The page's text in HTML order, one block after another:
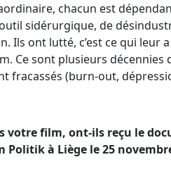
chacun est
sidérurgique, de
Ils ont lutté, c’est ce qui leur
Ce sont plusieurs décennies
fracassés (burn-out,
votre film, ont-ils reçu le
Politik à Liège le 25